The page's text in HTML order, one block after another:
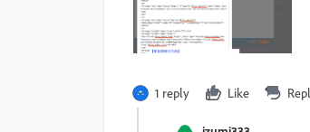
1 reply Like